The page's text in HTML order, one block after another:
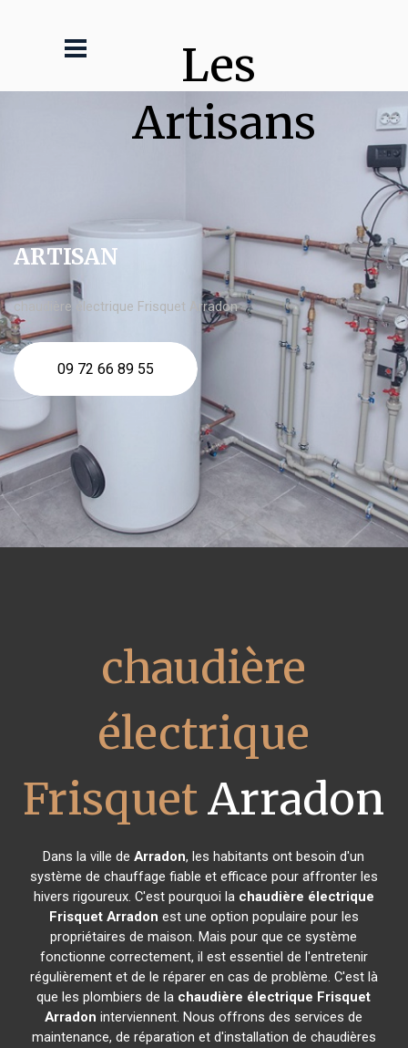
Les
Artisans
ARTISAN
chaudière électrique Frisquet Arradon
09 72 66 89 55
chaudière
électrique
FrisquetArradon
Dans la ville deArradon, les habitants ont besoin d'un
système de chauffage fiable et efficace pour affronter les
hivers rigoureux. C'est pourquoi la chaudière électrique
Frisquet Arradon est une option populaire pour les
propriétaires de maison. Mais pour que ce système
fonctionne correctement, il est essentiel de l'entretenir
régulièrement et de le réparer en cas de problème. C'est là
que les plombiers de la chaudière électrique Frisquet
Arradon interviennent. Nous offrons des services de
maintenance, de réparation et d'installation de chaudières